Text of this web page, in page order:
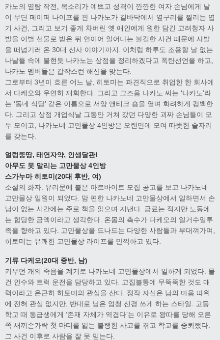
카노의 염탐 작전, 목소리가 예쁘고 성격이 깐깐한 여자 손님에게 날
이 무딘 페이퍼 나이프를 판 나카노가 길바닥에서 옆구리를 찔리는 엽
기 사건, 그리고 보기 좋게 차버린 옛 애인에게 원한 담긴 고려청자 사
발을 이별 선물로 받은 뒤 연이어 일어나는 불길한 사건 때문에 사발
을 떠넘기러 온 30대 신사 이야기까지. 이처럼 하루도 조용할 날 없는
나날들 속에 불현듯 나카노는 상점을 정리하겠다고 폭탄선언을 하고,
나카노 멤버들은 갑작스런 해산을 맞는다.
그로부터 3년이 흐른 어느 날, 히토미는 파견직으로 취업한 한 회사에
서 다케오와 우연히 재회한다. 그리고 그즈음 나카노 씨는 ‘나카노’라
는 ‘동네 식당’ 같은 이름으로 서양 앤티크 숍을 열며 화려하게 컴백한
다. 그리고 상점 개업식날 그동안 거쳐 갔던 다양한 괴짜 손님들이 모
두 모이고, 나카노네 고만물상 4인방은 오랜만에 모여 따뜻한 술자리
를 갖는다.
얼렁뚱땅, 태연자약, 인생달관!
아무도 못 말리는 고만물상 4인방
스가누마 히토미(20대 후반, 여)
소설의 화자. 유리문에 붙은 아르바이트 모집 공고를 보고 나카노네
고만물상 일원이 되었다. 맘 편한 나카노네 고만물상에서 일하면서 손
님이 없는 시간에는 주로 책을 읽으며 지낸다. 급료는 적지만 노동에
는 합당한 금액이라고 생각한다. 온몸의 촉수가 다케오의 일거수일투
족을 향하고 있다. 고만물상을 드나드는 다양한 사람들과 부대껴가며,
히토미는 유쾌한 고만물상 라이프를 만끽하고 있다.
기류 다케오(20대 중반, 남)
키우던 개의 죽음을 계기로 나카노네 고만물상에서 일하게 되었다. 물
건 인수와 트럭 운전을 담당하고 있다. 고집불통에 무뚝뚝한 것도 매
력이라고 은근히 히토미의 관심을 산다. 정작 자신은 남의 마음 따위
에 전혀 관심 없지만, 반대로 남은 엄청 신경 쓰게 하는 스타일. 고등
학교 때 동급생에게 ‘존재 자체가 역겹다’는 이유로 왕따를 당해 오른
쪽 새끼손가락 첫 마디를 잃는 불행한 사고를 겪고 학교를 중퇴했다.
그 사건 이후로 사람을 잘 못 믿는다.